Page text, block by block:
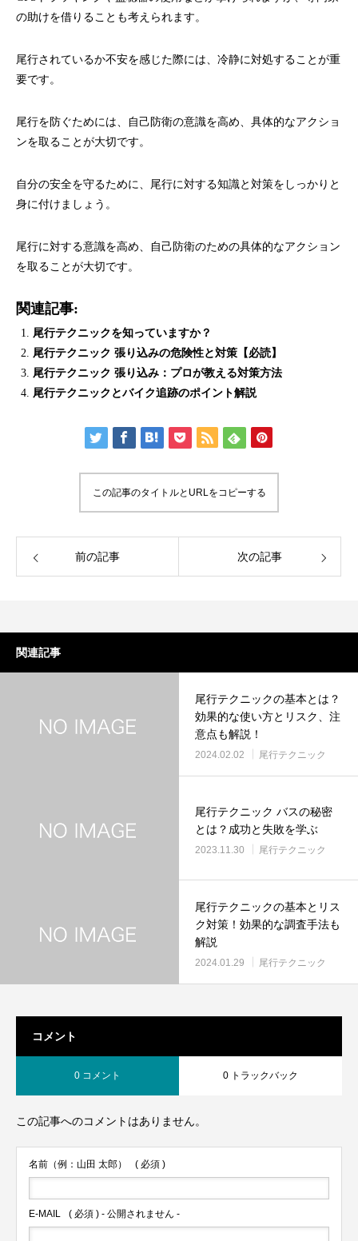
の助けを借りることも考えられます。
尾行されているか不安を感じた際には、冷静に対処することが重
要です。
尾行を防ぐためには、自己防衛の意識を高め、具体的なアクショ
ンを取ることが大切です。
自分の安全を守るために、尾行に対する知識と対策をしっかりと
身に付けましょう。
尾行に対する意識を高め、自己防衛のための具体的なアクション
を取ることが大切です。
関連記事:
尾行テクニックを知っていますか？
尾行テクニック 張り込みの危険性と対策【必読】
尾行テクニック 張り込み：プロが教える対策方法
尾行テクニックとバイク追跡のポイント解説
この記事のタイトルとURLをコピーする
前の記事 次の記事
関連記事
尾行テクニックの基本とは？
効果的な使い方とリスク、注
意点も解説！
2024.02.02 尾行テクニック
尾行テクニック バスの秘密
とは？成功と失敗を学ぶ
2023.11.30 尾行テクニック
尾行テクニックの基本とリス
ク対策！効果的な調査手法も
解説
2024.01.29 尾行テクニック
コメント
0 コメント 0 トラックバック
この記事へのコメントはありません。
名前（例：山田 太郎） ( 必須 )
E-MAIL ( 必須 ) - 公開されません -